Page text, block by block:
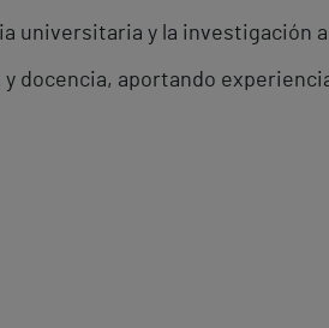
universitaria y la investigación
docencia, aportando